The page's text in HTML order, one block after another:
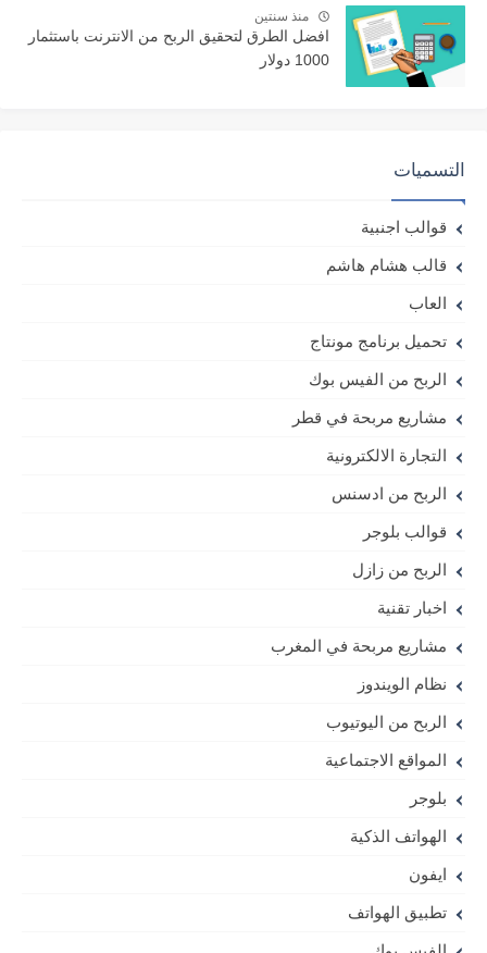
منذ سنتين
افضل الطرق لتحقيق الربح من الانترنت باستثمار
1000 دولار
التسميات
قوالب اجنبية
قالب هشام هاشم
العاب
تحميل برنامج مونتاج
الربح من الفيس بوك
مشاريع مربحة في قطر
التجارة الالكترونية
الربح من ادسنس
قوالب بلوجر
الربح من زازل
اخبار تقنية
مشاريع مربحة في المغرب
نظام الويندوز
الربح من اليوتيوب
المواقع الاجتماعية
بلوجر
الهواتف الذكية
ايفون
تطبيق الهواتف